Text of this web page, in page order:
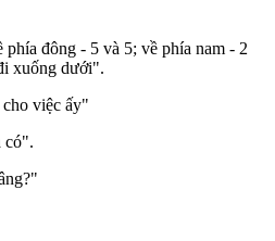
đông - 5 và 5; về phía nam - 2
xuống dưới".
cho việc ấy"
có".